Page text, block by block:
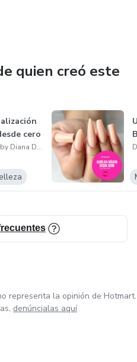
quien creó este
cero
Deko Uñas by Diana Díaz
representa la opinión de Hotmart.
denúncialas aquí